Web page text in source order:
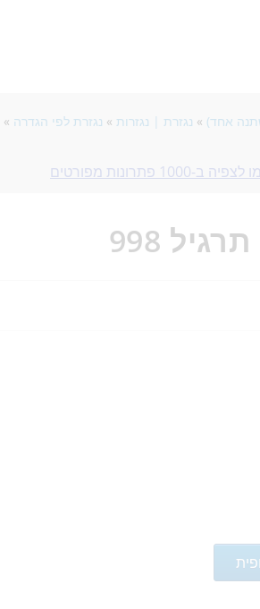
אחד) » נגזרת | נגזרות » נגזרת לפי הגדרה »
ב-1000 פתרונות מפורטים
998